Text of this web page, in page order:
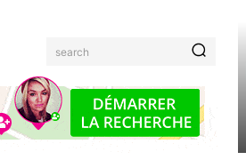
search